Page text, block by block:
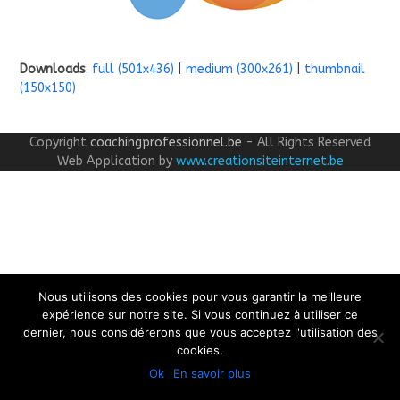
Downloads: full (501x436) |medium (300x261)
thumbnail
(150x150)
Copyright coachingprofessionnel.be - All Rights Reserved
Web Application by www.creationsiteinternet.be
Nous utilisons des cookies pour vous garantir la meilleure
expérience sur notre site. Si vous continuez à utiliser ce
dernier, nous considérerons que vous acceptez l'utilisation des
cookies.
Ok
En savoir plus